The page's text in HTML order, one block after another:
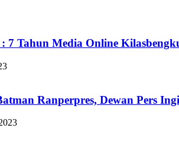
7 Tahun Media Online
Ranperpres, Dewan Pers